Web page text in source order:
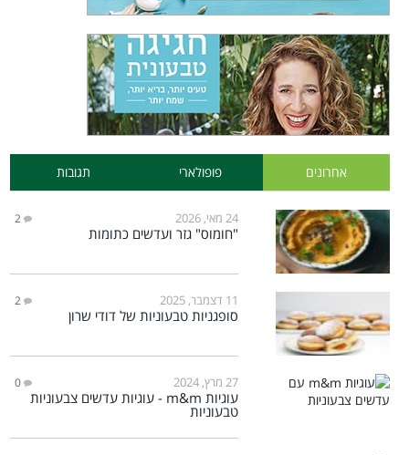
אחרונים פופולארי תגובות
24 מאי, 2026 2
"חומוס" גזר ועדשים כתומות
11 דצמבר, 2025 2
סופגניות טבעוניות של דודי שרון
27 מרץ, 2024 0
עוגיות m&m - עוגיות עדשים צבעוניות
טבעוניות